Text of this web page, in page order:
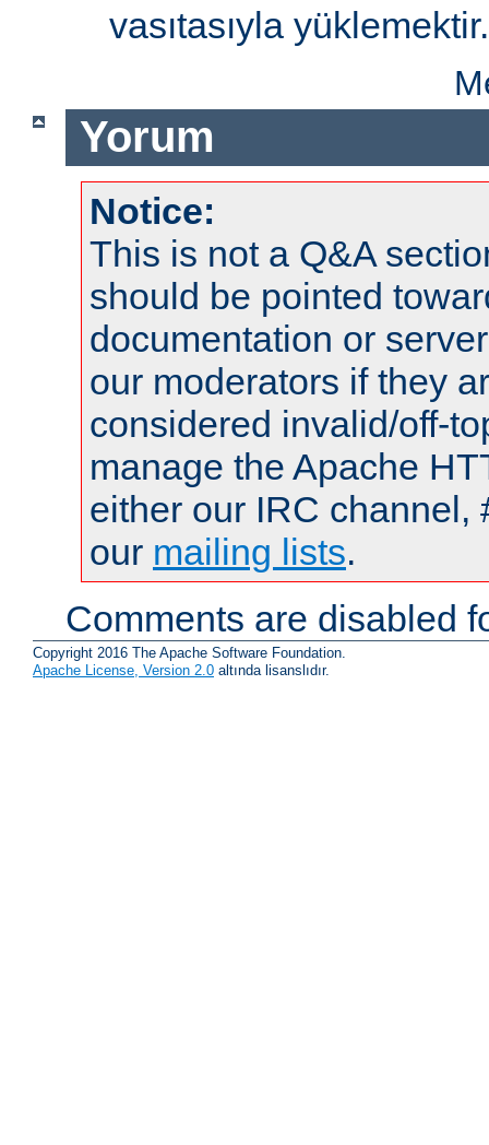
vasıtasıyla yüklemektir.
Yorum
Notice:
This is not a Q&A
should be pointed
documentation or
our moderators if they
considered invalid/off-
manage the Apache
either our IRC channel,
our mailing lists.
Comments are disabled
Copyright 2016 The Apache Software Foundation.
Apache License, Version 2.0 altında lisanslıdır.